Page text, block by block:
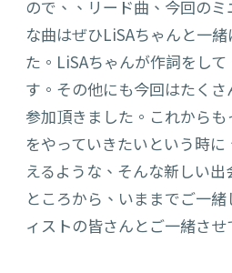
ので、、リード曲、今回のミ
な曲はぜひLiSAちゃんと一緒
た。 LiSAちゃんが作詞をし
す。その他にも今回はたく
参加頂きました。 これから
をやっていきたいという時に
えるような、そんな新しい
ところから、いままでご一緒
ィストの皆さんとご一緒させ